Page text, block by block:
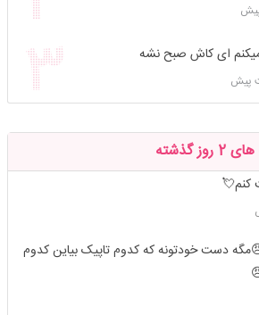
میکنم ای کاش صبح نشه
گذشته
کنم💘
دست خودتونه که کدوم تاپیک بیاین کدوم